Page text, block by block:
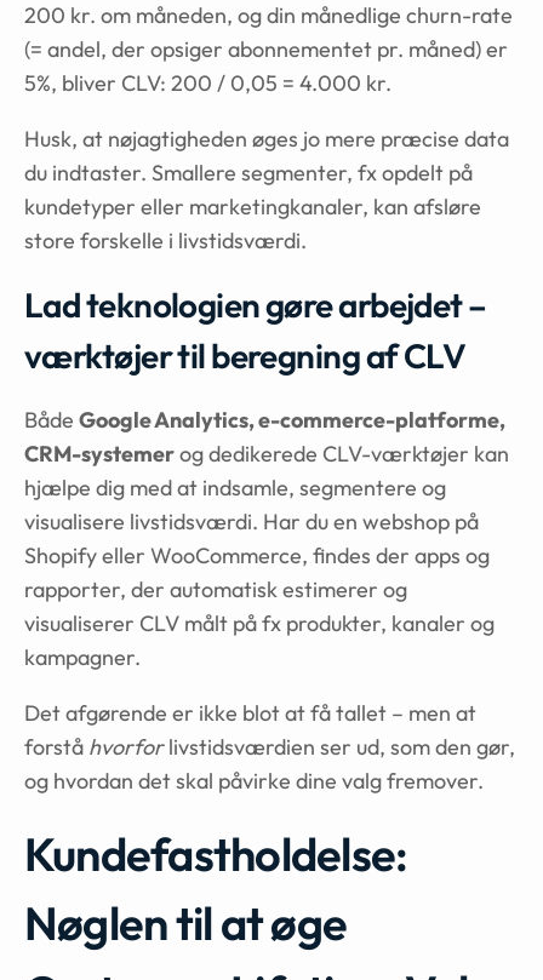
200 kr. om måneden, og din månedlige churn-rate
(= andel, der opsiger abonnementet pr. måned) er
5%, bliver CLV: 200 / 0,05 = 4.000 kr.
Husk, at nøjagtigheden øges jo mere præcise data
du indtaster. Smallere segmenter, fx opdelt på
kundetyper eller marketingkanaler, kan afsløre
store forskelle i livstidsværdi.
Lad teknologien gøre arbejdet –
værktøjer til beregning af CLV
Både Google Analytics, e-commerce-platforme,
CRM-systemerog dedikerede CLV-værktøjer kan
hjælpe dig med at indsamle, segmentere og
visualisere livstidsværdi. Har du en webshop på
Shopify eller WooCommerce, findes der apps og
rapporter, der automatisk estimerer og
visualiserer CLV målt på fx produkter, kanaler og
kampagner.
Det afgørende er ikke blot at få tallet – men at
forstå hvorforlivstidsværdien ser ud, som den gør,
og hvordan det skal påvirke dine valg fremover.
Kundefastholdelse:
Nøglen til at øge